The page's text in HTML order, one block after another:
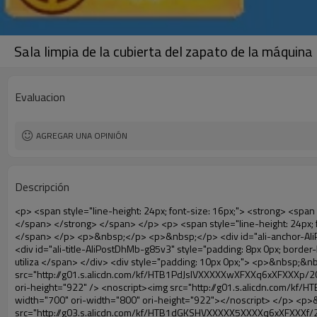
Sala limpia de la cubierta del zapato de la máquina
Evaluacion
AGREGAR UNA OPINIÓN
Descripción
<p> <span style="line-height: 24px; font-size: 16px;"> <strong> <span style="line-height: 27px; font-family: Arial;"> <span style="line-height: 24px;"> Nombre del producto: automático máquina de la cubierta </span> </span> </strong> </span> </p> <p> <span style="line-height: 24px; font-size: 16px;"> <strong> </strong> <strong> <span style="line-height: 24px; font-family: Arial;"> Modelo no.: XT-46B (ii) </span> </strong> </span> </p> <p>&nbsp;</p> <p>&nbsp;</p> <div id="ali-anchor-AliPostDhMb-g85v3" style="padding-top: 8px; background-color: #f5f5f5;" data-section="AliPostDhMb-g85v3" data-section-title="Product Uses"> <div id="ali-title-AliPostDhMb-g85v3" style="padding: 8px 0px; border-bottom-style: solid;"> <span style="background-color: #ddd; color: #333; font-weight: bold; padding: 8px 10px; line-height: 12px;"> Producto utiliza </span> </div> <div style="padding: 10px 0px;"> <p>&nbsp;&nbsp;<img src="http://i03.i.aliimg.com/simg/single/icon/placeholder_100x100.png" data-src="http://g01.s.alicdn.com/kf/HTB1PdJsIVXXXXXwXFXXq6xXFXXXp/200852200/HTB1PdJsIVXXXXXwXFXXq6xXFXXXp.jpg" data-alt="Sala limpia de la cubierta del zapato de la máquina" width="700" ori-width="800" ori-height="922" /> <noscript><img src="http://g01.s.alicdn.com/kf/HTB1PdJsIVXXXXXwXFXXq6xXFXXXp/200852200/HTB1PdJsIVXXXXXwXFXXq6xXFXXXp.jpg" alt="Sala limpia de la cubierta del zapato de la máquina" width="700" ori-width="800" ori-height="922"></noscript> </p> <p>&nbsp;</p> <p><img src="http://i03.i.aliimg.com/simg/single/icon/placeholder_100x100.png" data-src="http://g03.s.alicdn.com/kf/HTB1dGKSHVXXXXX5XXXXq6xXFXXXf/200852200/HTB1dGKSHVXXXXX5XXXXq6xXFXXXf.jpg" width="700" /> <noscript><img src="http://g03.s.alicdn.com/kf/HTB1dGKSHVXXXXX5XXXXq6xXFXXXf/200852200/HTB1dGKSHVXXXXX5XXXXq6xXFXXXf.jpg" width="700"></noscript> </p> </div> </div> <div id="ali-anchor-AliPostDhMb-ur9dh" style="padding-top: 8px;" data-section="AliPostDhMb-ur9dh" data-section-title="Product Description"> <div id="ali-title-AliPostDhMb-ur9dh" style="padding: 8px 0px; border-bottom-style: solid;"> <span style="background-color: #ddd; color: #333; font-weight: bold; padding: 8px 10px; line-height: 12px;"> Descripción del producto </span> </div> <div style="padding: 10px 0px;"><p>&nbsp;<img src="http://i03.i.aliimg.com/simg/single/icon/placeholder_100x100.png" data-src="http://g01.s.alicdn.com/kf/HTB1QRdpIVXXXXbbXVXXq6xXFXXXM/200852200/HTB1QRdpIVXXXXbbXVXXq6xXFXXXM.jpg" data-alt="Sala limpia de la cubierta del zapato de la máquina" width="700" ori-width="700" ori-height="967" /> <noscript><img src="http://g01.s.alicdn.com/kf/HTB1QRdpIVXXXXbbXVXXq6xXFXXXM/200852200/HTB1QRdpIVXXXXbbXVXXq6xXFXXXM.jpg" alt="Sala limpia de la cubierta del zapato de la máquina" width="700" ori-width="700" ori-height="967"></noscript> </p></div> </div> <p>&nbsp;</p> <p>&nbsp;</p> <p><img src="http://i03.i.aliimg.com/simg/single/icon/placeholder_100x100.png" data-src="http://g01.s.alicdn.com/kf/HTB1cdlsIVXXXXcmXpXXq6xXFXXXe/200852200/